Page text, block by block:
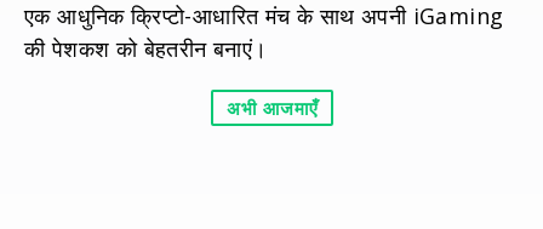
एक आधुनिक क्रिप्टो-आधारित मंच के साथ अपनी iGaming
की पेशकश को बेहतरीन बनाएं।
अभी आजमाएँ